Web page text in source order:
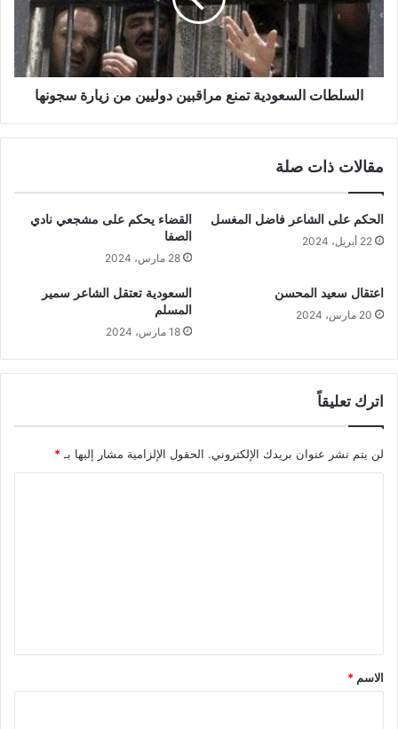
السلطات السعودية تمنع مراقبين دوليين من زيارة سجونها
مقالات ذات صلة
الحكم على الشاعر فاضل المغسل
22 أبريل، 2024
القضاء يحكم على مشجعي نادي
الصفا
28 مارس، 2024
اعتقال سعيد المحسن
20 مارس، 2024
السعودية تعتقل الشاعر سمير
المسلم
18 مارس، 2024
اترك تعليقاً
لن يتم نشر عنوان بريدك الإلكتروني. الحقول الإلزامية مشار إليها بـ *
*
الاسم *